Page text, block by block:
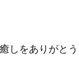
しをありがと